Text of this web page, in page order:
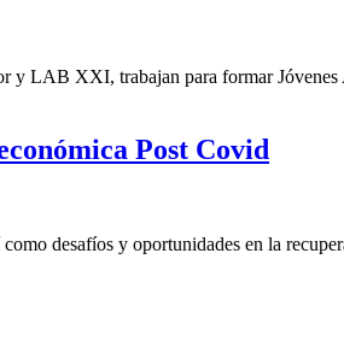
y LAB XXI, trabajan para formar
Post Covid
desafíos y oportunidades en la